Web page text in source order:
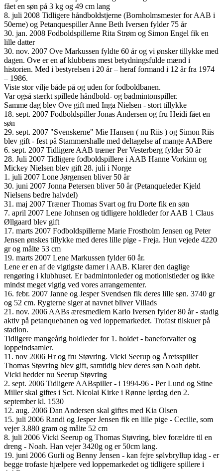
fået en søn på 3 kg og 49 cm lang
8. juli 2008 Tidligere håndboldstjerne (Bornholmsmester for AAB i
50erne) og Petanquespiller Anne Beth Iversen fylder 75 år
30. jan. 2008 Fodboldspillerne Rita Strøm og Simon Engel fik en
lille datter
30. nov. 2007 Ove Markussen fyldte 60 år og vi ønsker tillykke med
dagen. Ove er en af klubbens mest betydningsfulde mænd i
historien. Med i bestyrelsen i 20 år – heraf formand i 12 år fra 1974
– 1986.
Viste stor vilje både på og uden for fodboldbanen.
Var også stærkt spillede håndbold- og badmintonspiller.
Samme dag blev Ove gift med Inga Nielsen - stort tillykke
18. sept. 2007 Fodboldspiller Jonas Andersen og fru Heidi fået en
søn
29. sept. 2007 "Svenskerne" Mie Hansen ( nu Riis ) og Simon Riis
blev gift - fest på Stammershalle med deltagelse af mange AABere
6. sept. 2007 Tidligere AAB træner Per Vesterberg fylder 50 år
28. Juli 2007 Tidligere fodboldspillere i AAB Hanne Vorkinn og
Mickey Nielsen blev gift 28. juli i Norge
1. juli 2007 Lone Jørgensen bliver 50 år
30. juni 2007 Jonna Petersen bliver 50 år (Petanqueleder Kjeld
Nielsens bedre halvdel)
31. maj 2007 Træner Thomas Svart og fru Dorte fik en søn
7. april 2007 Lene Johnsen og tidligere holdleder for AAB 1 Claus
Øllgaard blev gift
17. marts 2007 Fodboldspillerne Marie Frostholm Jensen og Peter
Jensen ønskes tillykke med deres lille pige - Freja. Hun vejede 4220
gr og målte 53 cm
19. marts 2007 Lene Markussen fylder 60 år.
Lene er en af de vigtigste damer i AAB. Klarer den daglige
rengøring i klubhuset. Er badmintonleder og motionistleder og ikke
mindst meget vigtig ved vores arrangementer.
16. febr. 2007 Janne og Jesper Svendsen fik deres lille søn. 3740 gr
og 52 cm. Rygterne siger at navnet bliver Villads
21. nov. 2006 AABs æresmedlem Karlo Iversen fylder 80 år - stadig
aktiv på petanquebanen og ved loppemarkedet. Trofast tilskuer på
stadion.
Tidligere mangeårig holdleder for 1. holdet - baneforvalter og
loppeindsamler.
11. nov 2006 Hr og fru Støvring. Vicki Seerup og Åretsspiller
Thomas Støvring blev gift, samtidig blev deres søn Noah døbt.
Vicki hedder nu Seerup Støvring
2. sept. 2006 Tidligere AABspiller - i 1994-96 - Per Lund og Stine
Miller skal giftes i Sct. Nicolai Kirke i Rønne lørdag den 2.
september kl. 1530
12. aug. 2006 Dan Andersen skal giftes med Kia Olsen
15. juli 2006 Randi og Jesper Jensen fik en lille pige - Cecilie, som
vejer 3.880 gram og målte 52 cm
8. juli 2006 Vicki Seerup og Thomas Støvring, blev forældre til en
dreng - Noah. Han vejer 3420g og er 50cm lang.
19. juni 2006 Gurli og Benny Jensen - kan fejre sølvbryllup idag - er
begge trofaste hjælpere ved loppemarkedet og tidligere spillere i